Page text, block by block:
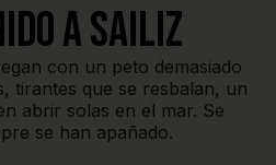
a Sailiz
con un peto demasiado
tirantes que se resbalan, un
abrir solas en el mar. Se
se han apañado.